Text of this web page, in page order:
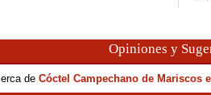
Opiniones y
de Cóctel Campechano de Mariscos